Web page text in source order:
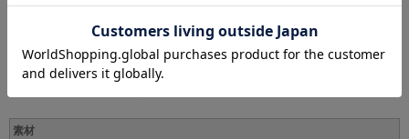
BK(ブラック)、GY(ブルーグレー)、LP(パウダーベージュ)、LA(ラベンダー)、
BL(ミスティブルー)、RP(ローズピンク)
素材